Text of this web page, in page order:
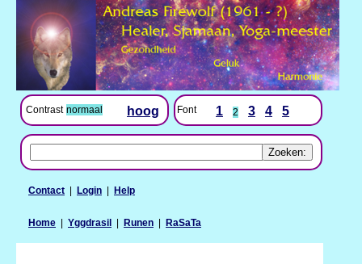
Contrast normaal hoog Font 1 2 3 4 5
Contact | Login | Help
Home | Yggdrasil | Runen | RaSaTa